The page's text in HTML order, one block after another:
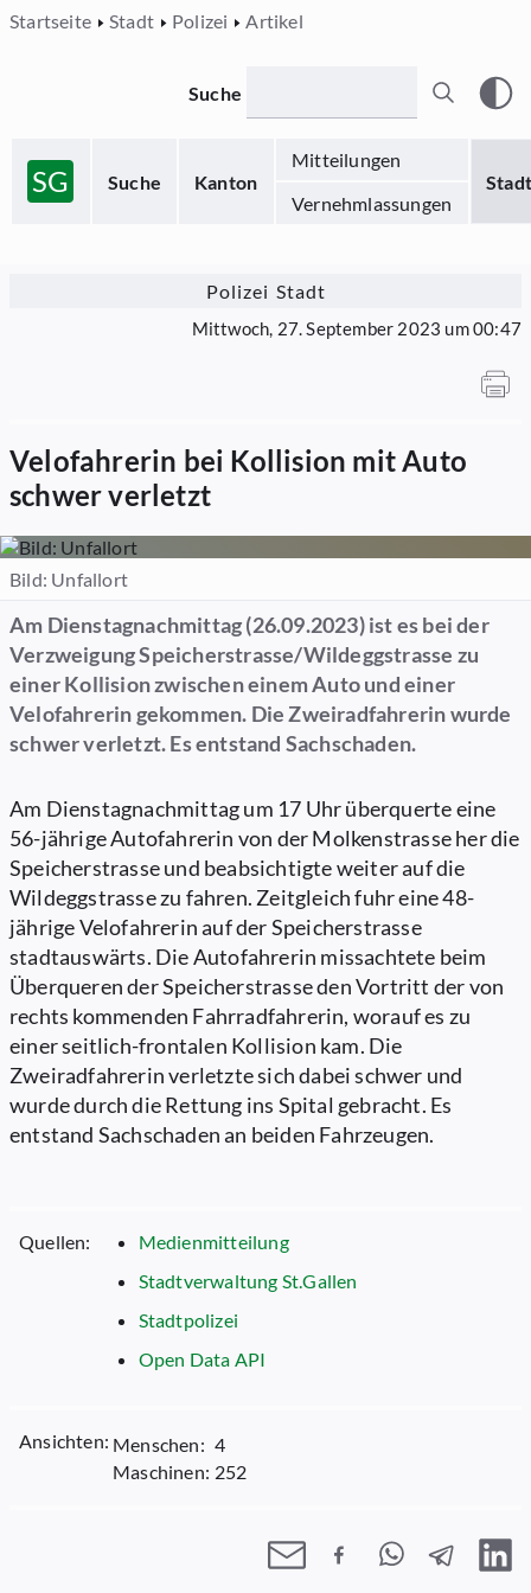
Startseite Stadt Polizei Artikel
SG Suche Kanton
Mitteilungen
Stadt
Vernehmlassungen
Suche
Polizei Stadt
Mittwoch, 27. September 2023 um 00:47
Velofahrerin bei Kollision mit Auto
schwer verletzt
Bild: Unfallort
Am Dienstagnachmittag (26.09.2023) ist es bei der
Verzweigung Speicherstrasse/Wildeggstrasse zu
einer Kollision zwischen einem Auto und einer
Velofahrerin gekommen. Die Zweiradfahrerin wurde
schwer verletzt. Es entstand Sachschaden.
Am Dienstagnachmittag um 17 Uhr überquerte eine
56-jährige Autofahrerin von der Molkenstrasse her die
Speicherstrasse und beabsichtigte weiter auf die
Wildeggstrasse zu fahren. Zeitgleich fuhr eine 48-
jährige Velofahrerin auf der Speicherstrasse
stadtauswärts. Die Autofahrerin missachtete beim
Überqueren der Speicherstrasse den Vortritt der von
rechts kommenden Fahrradfahrerin, worauf es zu
einer seitlich-frontalen Kollision kam. Die
Zweiradfahrerin verletzte sich dabei schwer und
wurde durch die Rettung ins Spital gebracht. Es
entstand Sachschaden an beiden Fahrzeugen.
Quellen:
Medienmitteilung
Stadtverwaltung St.Gallen
Stadtpolizei
Open Data API
Ansichten: Menschen: 4
Maschinen: 252